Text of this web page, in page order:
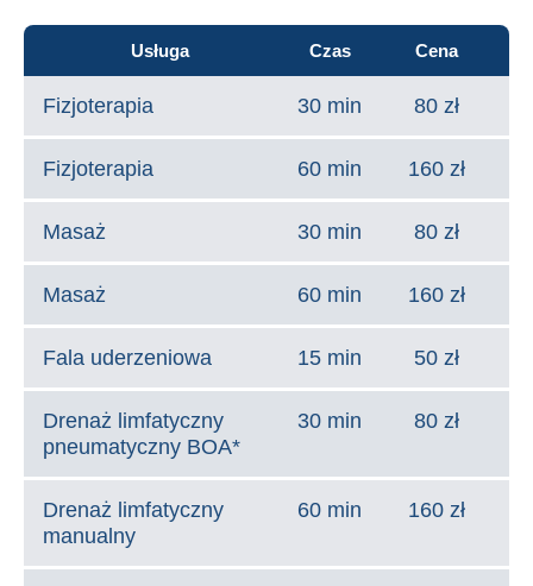
Usługa Czas Cena
Fizjoterapia 30 min 80 zł
Fizjoterapia 60 min 160 zł
Masaż 30 min 80 zł
Masaż 60 min 160 zł
Fala uderzeniowa 15 min 50 zł
Drenaż limfatyczny
pneumatyczny BOA*
30 min 80 zł
Drenaż limfatyczny
manualny
60 min 160 zł